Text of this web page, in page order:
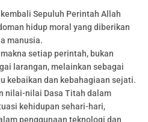
Sepuluh Perintah Allah
hidup moral yang diberikan
manusia.
setiap perintah, bukan
larangan, melainkan sebagai
kebaikan dan kebahagiaan sejati.
nilai-nilai Dasa Titah dalam
kehidupan sehari-hari,
penggunaan teknologi dan